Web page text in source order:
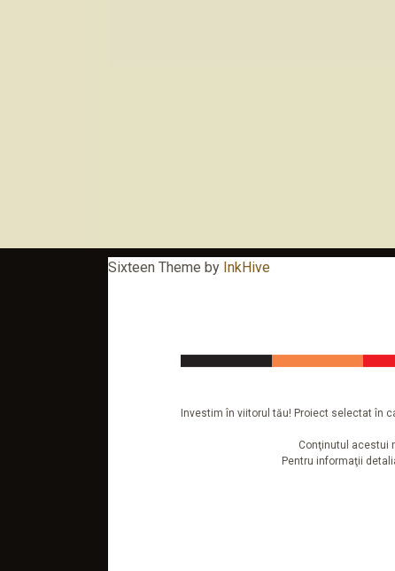
Sixteen Theme by InkHive
Investim în viitorul tău! Proiect selectat în
Conţinutul acestui
Pentru informaţii